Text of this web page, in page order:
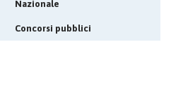
Nazionale
Concorsi pubblici